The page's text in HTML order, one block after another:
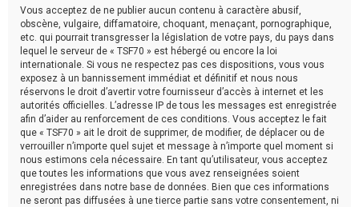
Vous acceptez de ne publier aucun contenu à caractère abusif,
obscène, vulgaire, diffamatoire, choquant, menaçant, pornographique,
etc. qui pourrait transgresser la législation de votre pays, du pays dans
lequel le serveur de « TSF70 » est hébergé ou encore la loi
internationale. Si vous ne respectez pas ces dispositions, vous vous
exposez à un bannissement immédiat et définitif et nous nous
réservons le droit d’avertir votre fournisseur d’accès à internet et les
autorités officielles. L’adresse IP de tous les messages est enregistrée
afin d’aider au renforcement de ces conditions. Vous acceptez le fait
que « TSF70 » ait le droit de supprimer, de modifier, de déplacer ou de
verrouiller n’importe quel sujet et message à n’importe quel moment si
nous estimons cela nécessaire. En tant qu’utilisateur, vous acceptez
que toutes les informations que vous avez renseignées soient
enregistrées dans notre base de données. Bien que ces informations
ne seront pas diffusées à une tierce partie sans votre consentement, ni